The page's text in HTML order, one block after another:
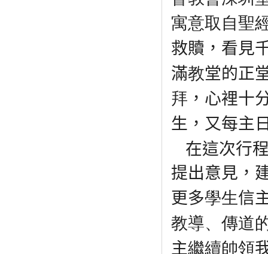
寓意取自聖
救贖， 看見
滿教堂的正
拜 ，心裡十
生，又每主
在這次行
提出意見，
更多學生信
教導、傳道
主繼續帥領